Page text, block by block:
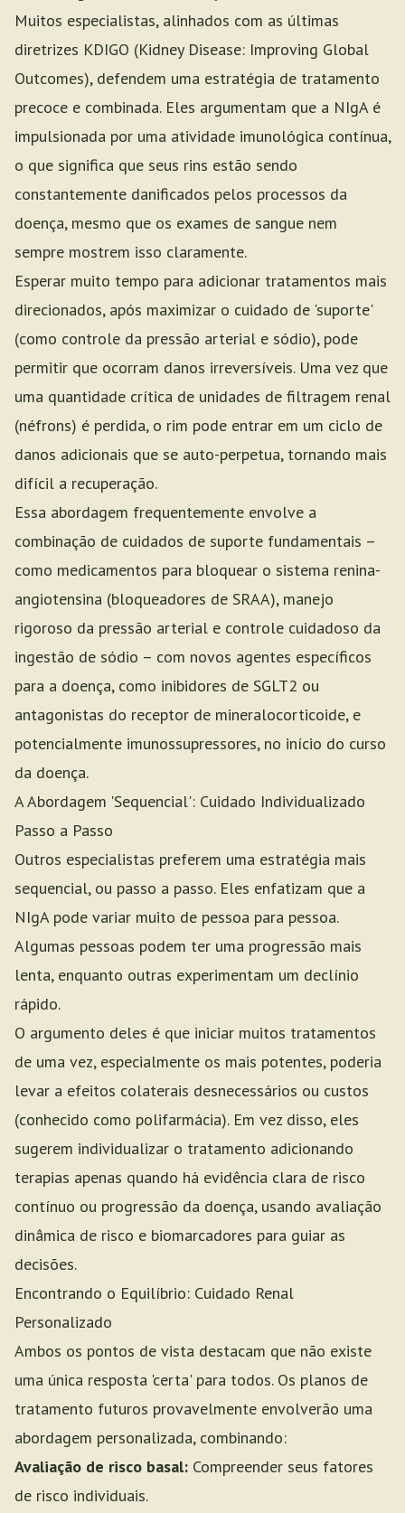
Muitos especialistas, alinhados com as últimas
diretrizes KDIGO (Kidney Disease: Improving Global
Outcomes), defendem uma estratégia de tratamento
precoce e combinada. Eles argumentam que a NIgA é
impulsionada por uma atividade imunológica contínua,
o que significa que seus rins estão sendo
constantemente danificados pelos processos da
doença, mesmo que os exames de sangue nem
sempre mostrem isso claramente.
Esperar muito tempo para adicionar tratamentos mais
direcionados, após maximizar o cuidado de 'suporte'
(como controle da pressão arterial e sódio), pode
permitir que ocorram danos irreversíveis. Uma vez que
uma quantidade crítica de unidades de filtragem renal
(néfrons) é perdida, o rim pode entrar em um ciclo de
danos adicionais que se auto-perpetua, tornando mais
difícil a recuperação.
Essa abordagem frequentemente envolve a
combinação de cuidados de suporte fundamentais –
como medicamentos para bloquear o sistema renina-
angiotensina (bloqueadores de SRAA), manejo
rigoroso da pressão arterial e controle cuidadoso da
ingestão de sódio – com novos agentes específicos
para a doença, como inibidores de SGLT2 ou
antagonistas do receptor de mineralocorticoide, e
potencialmente imunossupressores, no início do curso
da doença.
A Abordagem 'Sequencial': Cuidado Individualizado
Passo a Passo
Outros especialistas preferem uma estratégia mais
sequencial, ou passo a passo. Eles enfatizam que a
NIgA pode variar muito de pessoa para pessoa.
Algumas pessoas podem ter uma progressão mais
lenta, enquanto outras experimentam um declínio
rápido.
O argumento deles é que iniciar muitos tratamentos
de uma vez, especialmente os mais potentes, poderia
levar a efeitos colaterais desnecessários ou custos
(conhecido como polifarmácia). Em vez disso, eles
sugerem individualizar o tratamento adicionando
terapias apenas quando há evidência clara de risco
contínuo ou progressão da doença, usando avaliação
dinâmica de risco e biomarcadores para guiar as
decisões.
Encontrando o Equilíbrio: Cuidado Renal
Personalizado
Ambos os pontos de vista destacam que não existe
uma única resposta 'certa' para todos. Os planos de
tratamento futuros provavelmente envolverão uma
abordagem personalizada, combinando:
Avaliação de risco basal: Compreender seus fatores
de risco individuais.